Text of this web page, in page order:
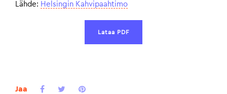
Lähde: Helsingin Kahvipaahtimo
Lataa PDF
Jaa